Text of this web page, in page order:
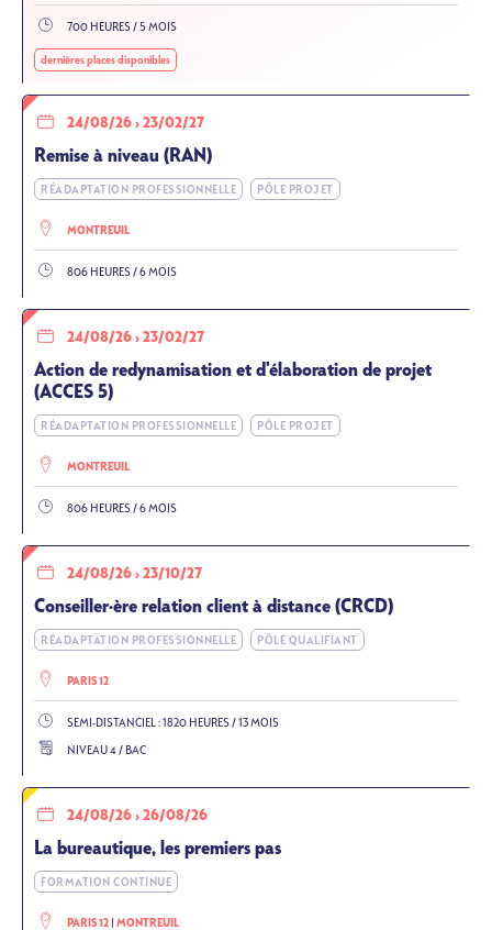
700 HEURES / 5 MOIS
dernières places disponibles
24/08/26 › 23/02/27
Remise à niveau (RAN)
RÉADAPTATION PROFESSIONNELLE PÔLE PROJET
MONTREUIL
806 HEURES / 6 MOIS
24/08/26 › 23/02/27
Action de redynamisation et d'élaboration de projet
(ACCES 5)
RÉADAPTATION PROFESSIONNELLE PÔLE PROJET
MONTREUIL
806 HEURES / 6 MOIS
24/08/26 › 23/10/27
Conseiller·ère relation client à distance (CRCD)
RÉADAPTATION PROFESSIONNELLE PÔLE QUALIFIANT
PARIS 12
SEMI-DISTANCIEL : 1820 HEURES / 13 MOIS
NIVEAU 4 / BAC
24/08/26 › 26/08/26
La bureautique, les premiers pas
FORMATION CONTINUE
PARIS 12 MONTREUIL